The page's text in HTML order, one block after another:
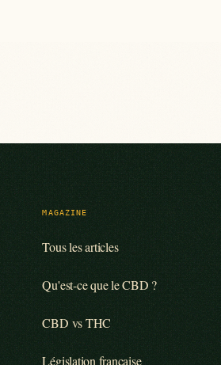
MAGAZINE
Tous les articles
Qu'est-ce que le CBD ?
CBD vs THC
Législation française